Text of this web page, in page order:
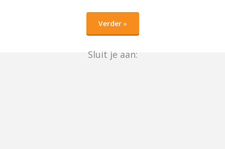
Verder »
Sluit je aan: